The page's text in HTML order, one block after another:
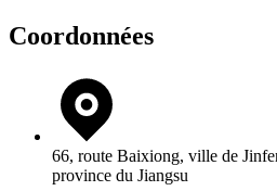
Coordonnées
66, route Baixiong, ville de
province du Jiangsu